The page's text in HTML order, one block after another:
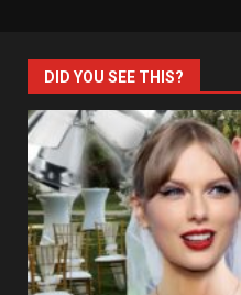
DID YOU SEE THIS?